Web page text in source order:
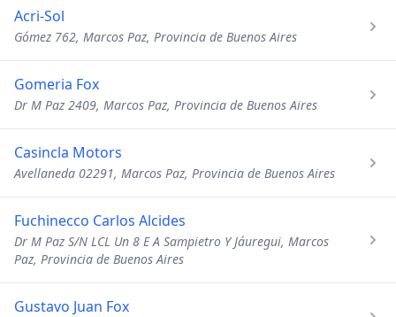
Acri-Sol
Gómez 762, Marcos Paz, Provincia de Buenos Aires
Gomeria Fox
Dr M Paz 2409, Marcos Paz, Provincia de Buenos Aires
Casincla Motors
Avellaneda 02291, Marcos Paz, Provincia de Buenos Aires
Fuchinecco Carlos Alcides
Dr M Paz S/N LCL Un 8 E A Sampietro Y Jáuregui, Marcos
Paz, Provincia de Buenos Aires
Gustavo Juan Fox